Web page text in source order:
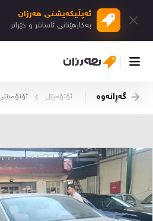
ئەپڵیكەیشنی هەرزان
بەكارهێنانی ئاسانتر و خێراتر
کاڵاکانم
دیاریکراوەکانم
گەڕانەوە ئۆتۆمبێل